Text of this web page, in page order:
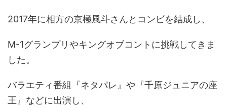
2017年に相方の京極風斗さんとコンビを結成し、
M-1グランプリやキングオブコントに挑戦してきま
した。
バラエティ番組『ネタパレ』や『千原ジュニアの座
王』などに出演し、